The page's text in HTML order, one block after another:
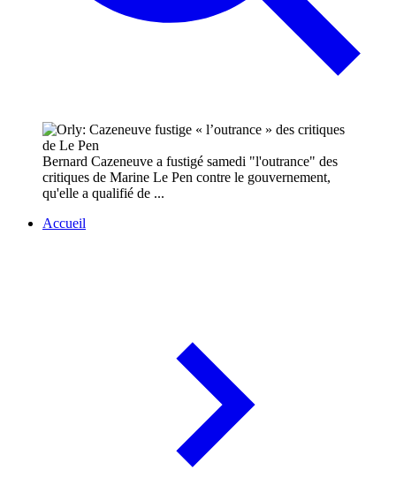
Bernard Cazeneuve a fustigé samedi "l'outrance" des
critiques de Marine Le Pen contre le gouvernement,
qu'elle a qualifié de ...
Accueil